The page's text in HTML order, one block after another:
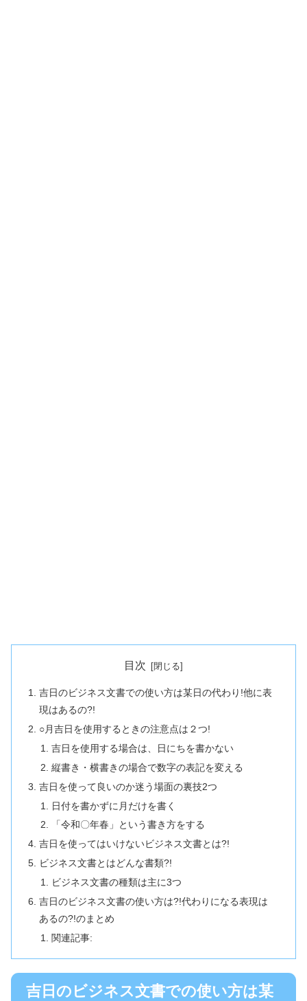
目次
吉日のビジネス文書での使い方は某日の代わり!他に表
現はあるの?!
○月吉日を使用するときの注意点は２つ!
吉日を使用する場合は、日にちを書かない
縦書き・横書きの場合で数字の表記を変える
吉日を使って良いのか迷う場面の裏技2つ
日付を書かずに月だけを書く
「令和〇年春」という書き方をする
吉日を使ってはいけないビジネス文書とは?!
ビジネス文書とはどんな書類?!
ビジネス文書の種類は主に3つ
吉日のビジネス文書の使い方は?!代わりになる表現は
あるの?!のまとめ
関連記事:
吉日のビジネス文書での使い方は某